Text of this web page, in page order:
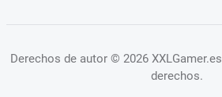
Derechos de autor © 2026 XXLGamer.es
derechos.